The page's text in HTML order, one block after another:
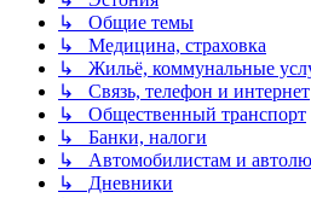
↳ Общие темы
↳ Медицина, страховка
↳ Жильё, коммунальные
↳ Связь, телефон и интернет
↳ Общественный транспорт
↳ Банки, налоги
↳ Автомобилистам и
↳ Дневники